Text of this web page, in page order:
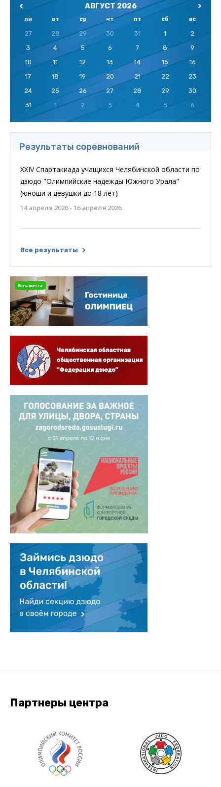
АВГУСТ 2026
пн вт ср чт пт сб вс
27 28 29 30 31 1
2
3
4 5 6 7 8
9
10
11 12 13 14 15
16
17
18 19 20 21 22
23
24
25 26 27 28 29
30
31
1 2 3 4 5 6
Результаты соревнований
XXIV Спартакиада учащихся Челябинской области по
дзюдо "Олимпийские надежды Южного Урала"
(юноши и девушки до 18 лет)
14 апреля 2026 - 16 апреля 2026
Все результаты
Партнеры центра